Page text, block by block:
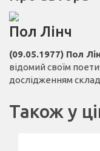
Пол Лінч
(09.05.1977) Пол
відомий своїм
дослідженням
Також у